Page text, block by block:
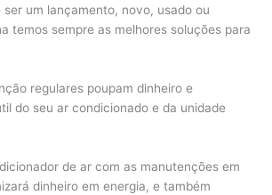
um lançamento, novo, usado ou
temos sempre as melhores soluções para
regulares poupam dinheiro e
do seu ar condicionado e da unidade
de ar com as manutenções em
dinheiro em energia, e também